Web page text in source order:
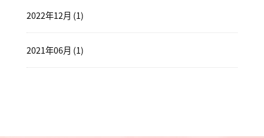
2022年12月 (1)
2021年06月 (1)